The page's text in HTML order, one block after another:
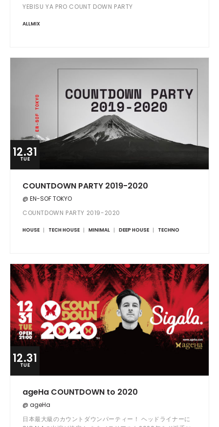
YEBISU YA PRO COUNT DOWN PARTY
ALLMIX
12.31
TUE
COUNTDOWN PARTY 2019-2020
@ EN-SOF TOKYO
COUNTDOWN PARTY 2019-2020
HOUSE TECH HOUSE MINIMAL DEEP HOUSE TECHNO
12.31
TUE
ageHa COUNTDOWN to 2020
@ ageHa
日本最大級のカウントダウンパーティー！ ヘッドライナーに